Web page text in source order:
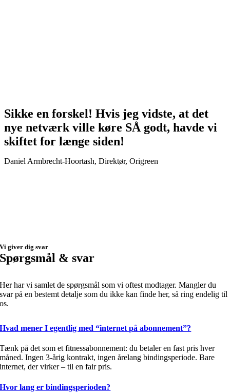
Sikke en forskel! Hvis jeg vidste, at det
nye netværk ville køre SÅ godt, havde vi
skiftet for længe siden!
Daniel Armbrecht-Hoortash, Direktør, Origreen
Vi giver dig svar
Spørgsmål & svar
Her har vi samlet de spørgsmål som vi oftest modtager. Mangler du
svar på en bestemt detalje som du ikke kan finde her, så ring endelig til
os.
Hvad mener I egentlig med “internet på abonnement”?
Tænk på det som et fitnessabonnement: du betaler en fast pris hver
måned. Ingen 3-årig kontrakt, ingen årelang bindingsperiode. Bare
internet, der virker – til en fair pris.
Hvor lang er bindingsperioden?